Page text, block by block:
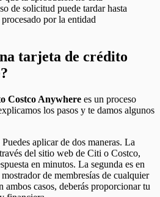
de solicitud puede tardar hasta
por la entidad
tarjeta de crédito
Costco Anywhere es un proceso
los pasos y te damos algunos
Puedes aplicar de dos maneras. La
del sitio web de Citi o Costco,
en minutos. La segunda es en
de membresías de cualquier
ambos casos, deberás proporcionar tu